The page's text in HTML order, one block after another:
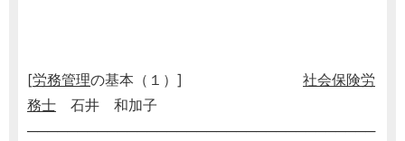
[労務管理の基本（１）] 社会保険労
務士 石井 和加子
───────────────────────────────────